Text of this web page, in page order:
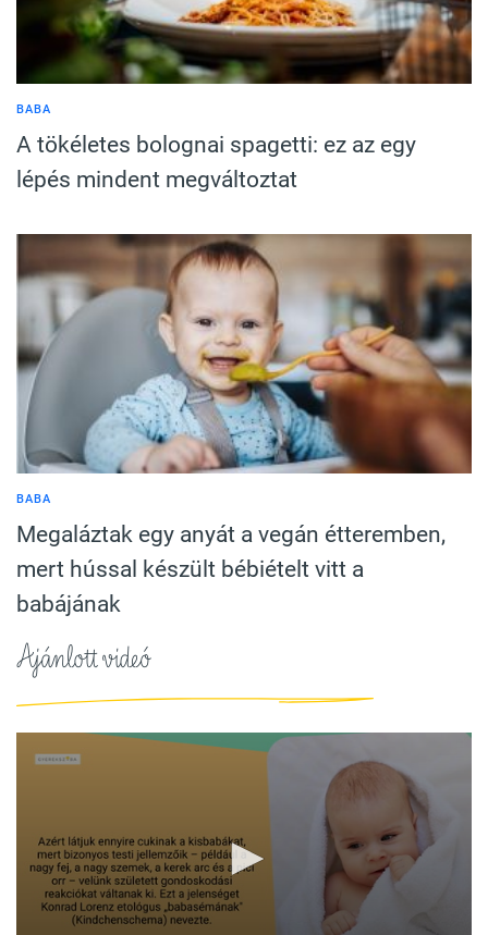
BABA
A tökéletes bolognai spagetti: ez az egy
lépés mindent megváltoztat
BABA
Megaláztak egy anyát a vegán étteremben,
mert hússal készült bébiételt vitt a
babájának
Ajánlott videó